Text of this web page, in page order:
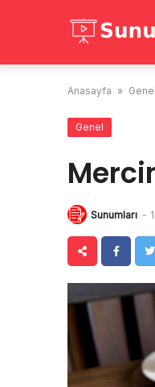
Anasayfa » Genel
Genel
Sunumları -